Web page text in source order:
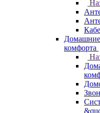
Домашние
комфорта